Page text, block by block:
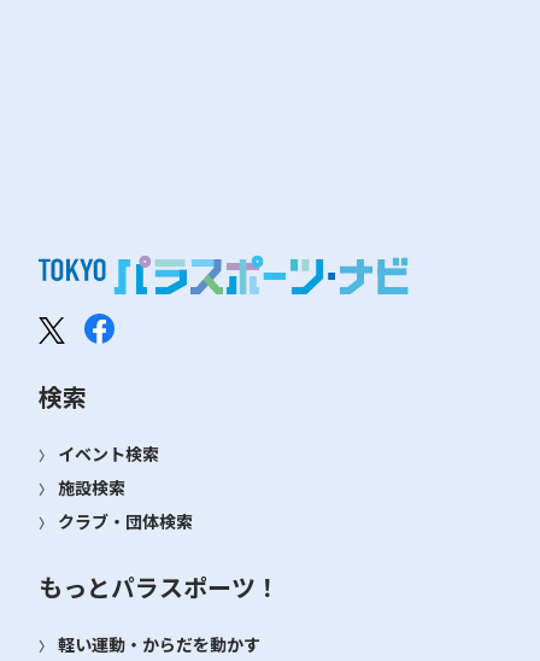
検索
イベント検索
施設検索
クラブ・団体検索
もっとパラスポーツ！
軽い運動・からだを動かす